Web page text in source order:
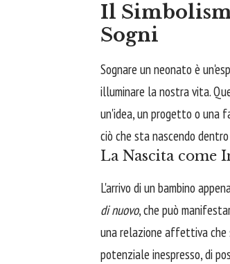
Il
Sogni
Sognare un neonato è
illuminare la nostra vita.
un'idea, un progetto o una
ciò che sta nascendo
La Nascita come
L'arrivo di un bambino
di nuovo, che può
una relazione affettiva che
potenziale inespresso, di